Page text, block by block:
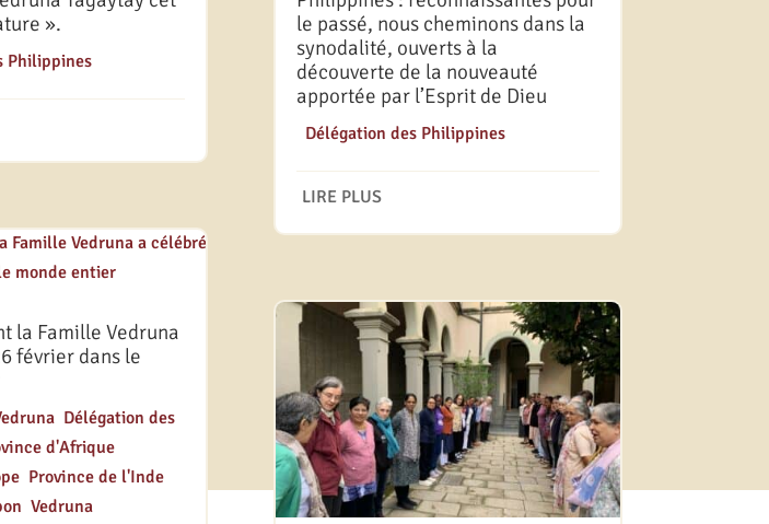
».
Philippines
la Famille Vedruna
février dans le
, Délégation des
d'Afrique,
, Province de l'Inde,
Vedruna
le passé, nous cheminons dans la
synodalité, ouverts à la
découverte de la nouveauté
apportée par l’Esprit de Dieu
Délégation des Philippines
LIRE PLUS